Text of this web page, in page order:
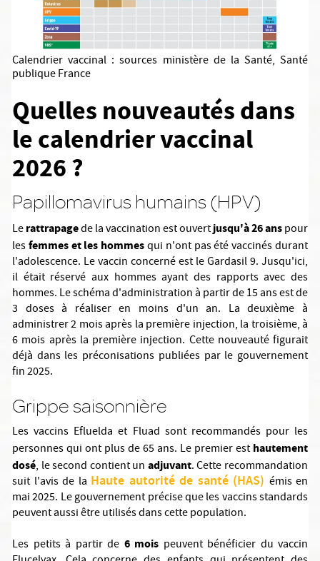
Calendrier vaccinal : sources ministère de la Santé, Santé
publique France
Quelles nouveautés dans
le calendrier vaccinal
2026 ?
Papillomavirus humains (HPV)
Lerattrapagede la vaccination est ouvertjusqu'à 26 anspour
lesfemmes et les hommesqui n'ont pas été vaccinés durant
l'adolescence. Le vaccin concerné est le Gardasil 9. Jusqu'ici,
il était réservé aux hommes ayant des rapports avec des
hommes. Le schéma d'administration à partir de 15 ans est de
3 doses à réaliser en moins d'un an. La deuxième à
administrer 2 mois après la première injection, la troisième, à
6 mois après la première injection. Cette nouveauté figurait
déjà dans les préconisations publiées par le gouvernement
fin 2025.
Grippe saisonnière
Les vaccins Efluelda et Fluad sont recommandés pour les
personnes qui ont plus de 65 ans. Le premier est hautement
dosé, le second contient un adjuvant. Cette recommandation
suit l'avis de la Haute autorité de santé (HAS) émis en
mai 2025. Le gouvernement précise que les vaccins standards
peuvent aussi être utilisés dans cette population.
Les petits à partir de 6 mois peuvent bénéficier du vaccin